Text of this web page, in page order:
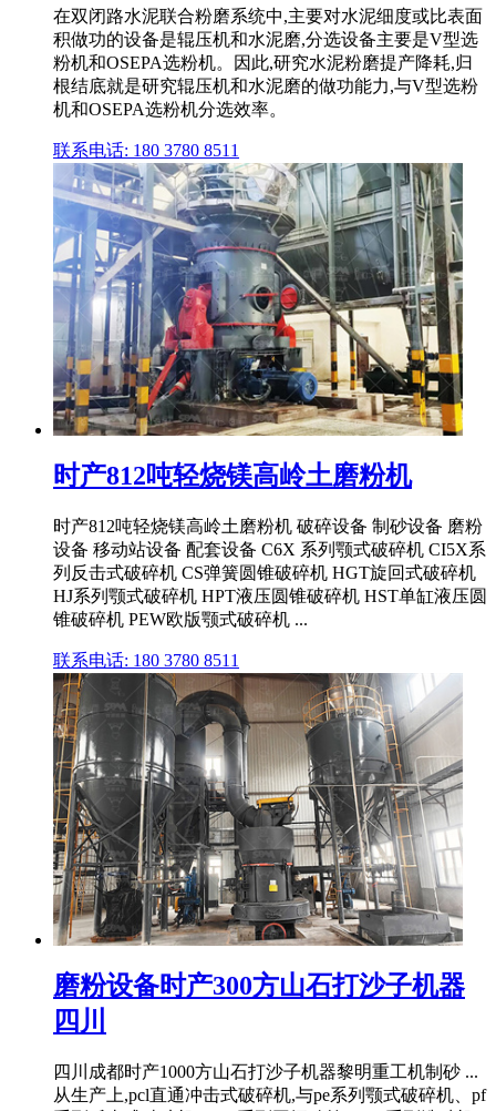
在双闭路水泥联合粉磨系统中,主要对水泥细度或比表面
积做功的设备是辊压机和水泥磨,分选设备主要是V型选
粉机和OSEPA选粉机。因此,研究水泥粉磨提产降耗,归
根结底就是研究辊压机和水泥磨的做功能力,与V型选粉
机和OSEPA选粉机分选效率。
联系电话: 180 3780 8511
时产812吨轻烧镁高岭土磨粉机
时产812吨轻烧镁高岭土磨粉机 破碎设备 制砂设备 磨粉
设备 移动站设备 配套设备 C6X 系列颚式破碎机 CI5X系
列反击式破碎机 CS弹簧圆锥破碎机 HGT旋回式破碎机
HJ系列颚式破碎机 HPT液压圆锥破碎机 HST单缸液压圆
锥破碎机 PEW欧版颚式破碎机 ...
联系电话: 180 3780 8511
磨粉设备时产300方山石打沙子机器
四川
四川成都时产1000方山石打沙子机器黎明重工机制砂 ...
从生产上,pcl直通冲击式破碎机,与pe系列颚式破碎机、pf